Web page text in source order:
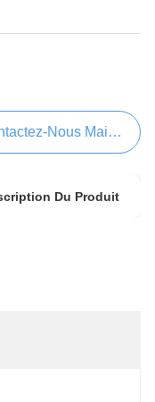
Nous Maintenant
Du Produit